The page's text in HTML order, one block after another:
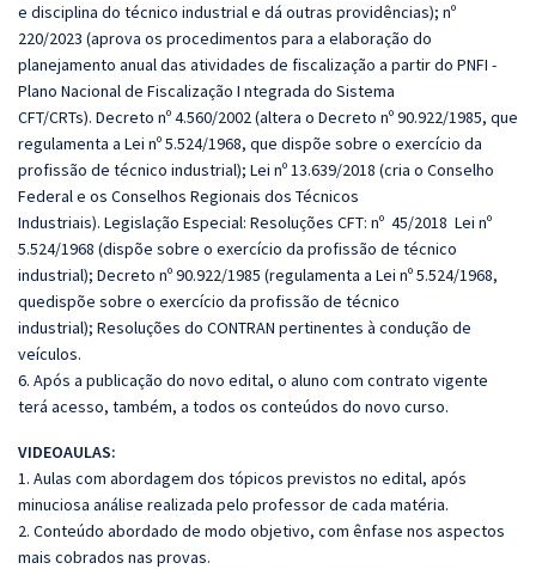
e disciplina do técnico industrial e dá outras providências); nº
220/2023 (aprova os procedimentos para a elaboração do
planejamento anual das atividades de fiscalização a partir do PNFI -
Plano Nacional de Fiscalização I ntegrada do Sistema
CFT/CRTs). Decreto nº 4.560/2002 (altera o Decreto nº 90.922/1985, que
regulamenta a Lei nº 5.524/1968, que dispõe sobre o exercício da
profissão de técnico industrial); Lei nº 13.639/2018 (cria o Conselho
Federal e os Conselhos Regionais dos Técnicos
Industriais). Legislação Especial: Resoluções CFT: nº 45/2018 Lei nº
5.524/1968 (dispõe sobre o exercício da profissão de técnico
industrial); Decreto nº 90.922/1985 (regulamenta a Lei nº 5.524/1968,
quedispõe sobre o exercício da profissão de técnico
industrial); Resoluções do CONTRAN pertinentes à condução de
veículos.
6. Após a publicação do novo edital, o aluno com contrato vigente
terá acesso, também, a todos os conteúdos do novo curso.
VIDEOAULAS:
1. Aulas com abordagem dos tópicos previstos no edital, após
minuciosa análise realizada pelo professor de cada matéria.
2. Conteúdo abordado de modo objetivo, com ênfase nos aspectos
mais cobrados nas provas.